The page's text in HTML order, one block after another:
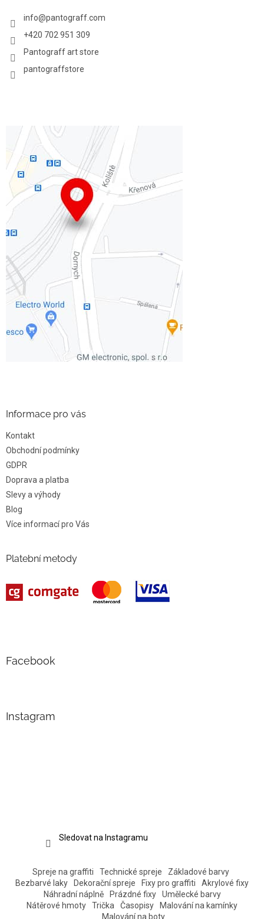
info@pantograff.com
+420 702 951 309
Pantograff art store
pantograffstore
Informace pro vás
Kontakt
Obchodní podmínky
GDPR
Doprava a platba
Slevy a výhody
Blog
Více informací pro Vás
Platební metody
Facebook
Instagram
Sledovat na Instagramu
Spreje na graffiti Technické spreje
Základové barvy
Bezbarvé laky
Dekorační spreje Fixy pro graffiti
Akrylové fixy
Náhradní náplně
Prázdné fixy
Umělecké barvy
Nátěrové hmoty
Trička Časopisy
Malování na kamínky
Malování na boty